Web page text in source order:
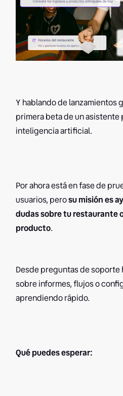
Y hablando de lanzamientos
primera beta de un
inteligencia artificial.
Por ahora está en fase de
usuarios, perosu misión es
dudas sobre tu restaurante
producto.
Desde preguntas de
sobre informes, flujos o
aprendiendo rápido.
Qué puedes esperar: